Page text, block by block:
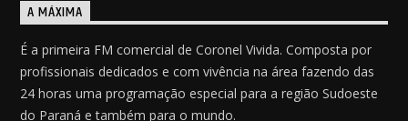
A MÁXIMA
É a primeira FM comercial de Coronel Vivida. Composta por
profissionais dedicados e com vivência na área fazendo das
24 horas uma programação especial para a região Sudoeste
do Paraná e também para o mundo.